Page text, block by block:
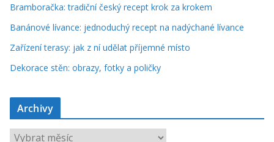
Bramboračka: tradiční český recept krok za krokem
Banánové lívance: jednoduchý recept na nadýchané lívance
Zařízení terasy: jak z ní udělat příjemné místo
Dekorace stěn: obrazy, fotky a poličky
Archivy
A